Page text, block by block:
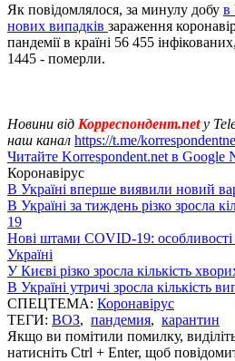
Як повідомлялося, за минулу добу в
нових випадків зараження
пандемії в країні 56 455
1445 - померли.
Новини від Корреспондент.net у
наш канал https://t.me/
Читайте Korrespondent.net в Google
Коронавірус
В Україні вперше виявили новий
В Україні за тиждень різко зросла
19
Нові штами COVID-19: особливості
Україні
У Києві різко зросла кількість
В Україні утричі зросла кількість
СПЕЦТЕМА: Коронавірус
ТЕГИ: ВОЗ, пандемия, карантин
Якщо ви помітили помилку,
натисніть Ctrl + Enter, щоб